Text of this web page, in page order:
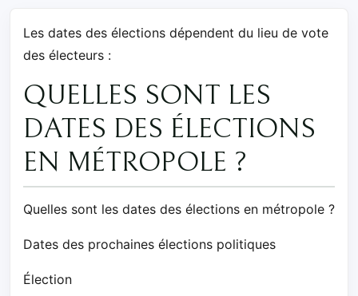
Les dates des élections dépendent du lieu de vote
des électeurs :
QUELLES SONT LES
DATES DES ÉLECTIONS
EN MÉTROPOLE ?
Quelles sont les dates des élections en métropole ?
Dates des prochaines élections politiques
Élection